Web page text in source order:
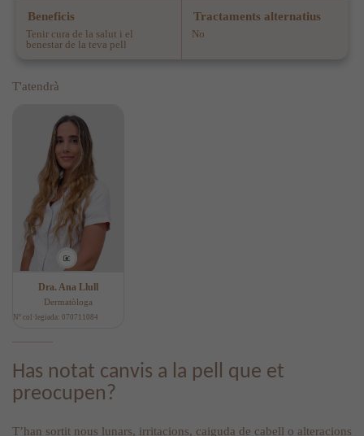
Beneficis
Tenir cura de la salut i el
benestar de la teva pell
Tractaments alternatius
No
T'atendrà
Dra. Ana Llull
Dermatòloga
Nº col·legiada: 070711084
Has notat canvis a la pell que et
preocupen?
T’han sortit nous lunars, irritacions, caiguda de cabell o alteracions